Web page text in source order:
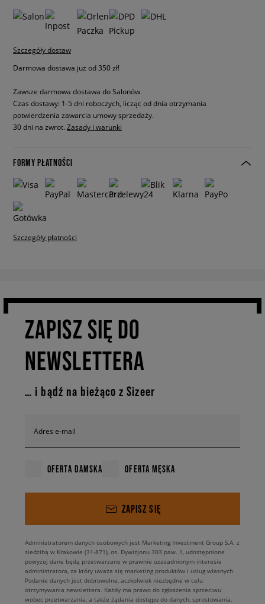
Szczegóły dostaw
Darmowa dostawa już od 350 zł!
Zawsze darmowa dostawa do Salonów
Czas dostawy: 1-5 dni roboczych, licząc od dnia otrzymania
potwierdzenia zawarcia umowy sprzedaży.
30 dni na zwrot. Zasady i warunki
FORMY PŁATNOŚCI
Szczegóły płatności
ZAPISZ SIĘ DO
NEWSLETTERA
… i bądź na bieżąco z Sizeer
Adres e-mail
OFERTA DAMSKA OFERTA MĘSKA
ZAPISZ SIĘ
Administratorem danych osobowych jest Marketing Investment Group S.A. z
siedzibą w Krakowie (31-871), os. Dywizjonu 303 paw. 1, udostępnione
powyżej dane będą przetwarzane w prawnie uzasadnionym interesie
administratora, za który uważa się marketing produktów i usług własnych.
Podanie danych jest dobrowolne, aczkolwiek niezbędne w celu
otrzymywania newslettera. Każdy ma prawo do zgłoszenia sprzeciwu
wobec przetwarzania, a także żądania dostępu do danych, sprostowania,